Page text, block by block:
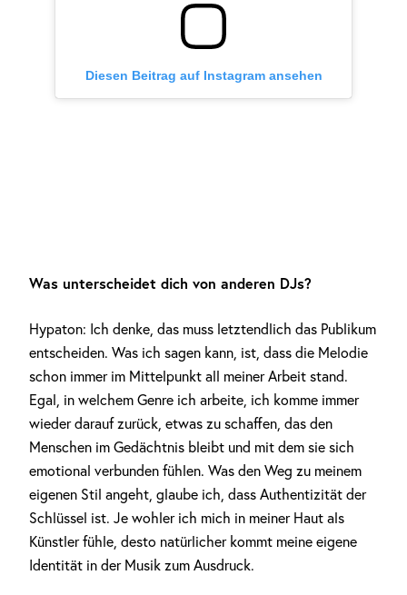
Diesen Beitrag auf Instagram ansehen
Was unterscheidet dich von anderen DJs?
Hypaton: Ich denke, das muss letztendlich das Publikum
entscheiden. Was ich sagen kann, ist, dass die Melodie
schon immer im Mittelpunkt all meiner Arbeit stand.
Egal, in welchem Genre ich arbeite, ich komme immer
wieder darauf zurück, etwas zu schaffen, das den
Menschen im Gedächtnis bleibt und mit dem sie sich
emotional verbunden fühlen. Was den Weg zu meinem
eigenen Stil angeht, glaube ich, dass Authentizität der
Schlüssel ist. Je wohler ich mich in meiner Haut als
Künstler fühle, desto natürlicher kommt meine eigene
Identität in der Musik zum Ausdruck.